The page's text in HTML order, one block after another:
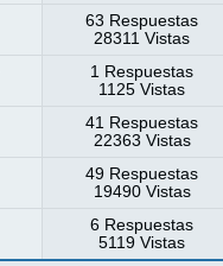
63 Respuestas
28311 Vistas
1 Respuestas
1125 Vistas
41 Respuestas
22363 Vistas
49 Respuestas
19490 Vistas
6 Respuestas
5119 Vistas